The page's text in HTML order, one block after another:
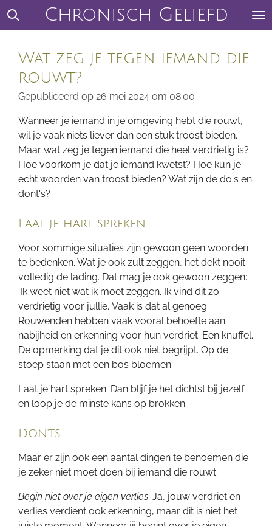
Ga
hoofdinhoud
Chronisch Geliefd
Wat zeg je tegen iemand die
rouwt?
Gepubliceerd op 26 mei 2024 om 08:00
Wanneer je iemand in je omgeving hebt die rouwt,
wil je vaak niets liever dan een stuk troost bieden.
Maar wat zeg je tegen iemand die heel verdrietig is?
Hoe voorkom je dat je iemand kwetst? Hoe kun je
echt woorden van troost bieden? Wat zijn de do's en
dont's?
Laat je hart spreken
Voor sommige situaties zijn gewoon geen woorden
te bedenken. Wat je ook zult zeggen, het dekt nooit
volledig de lading. Dat mag je ook gewoon zeggen:
'Ik weet niet wat ik moet zeggen. Ik vind dit zo
verdrietig voor jullie.' Vaak is dat al genoeg.
Rouwenden hebben vaak vooral behoefte aan
nabijheid en erkenning voor hun verdriet. Een knuffel.
De opmerking dat je dit ook niet begrijpt. Op de
stoep staan met een bos bloemen.
Laat je hart spreken. Dan blijf je het dichtst bij jezelf
en loop je de minste kans op brokken.
Don'ts
Maar er zijn ook een aantal dingen te benoemen die
je zeker niet moet doen bij iemand die rouwt.
Begin niet over je eigen verlies. Ja, jouw verdriet en
verlies verdient ook erkenning, maar dit is niet het